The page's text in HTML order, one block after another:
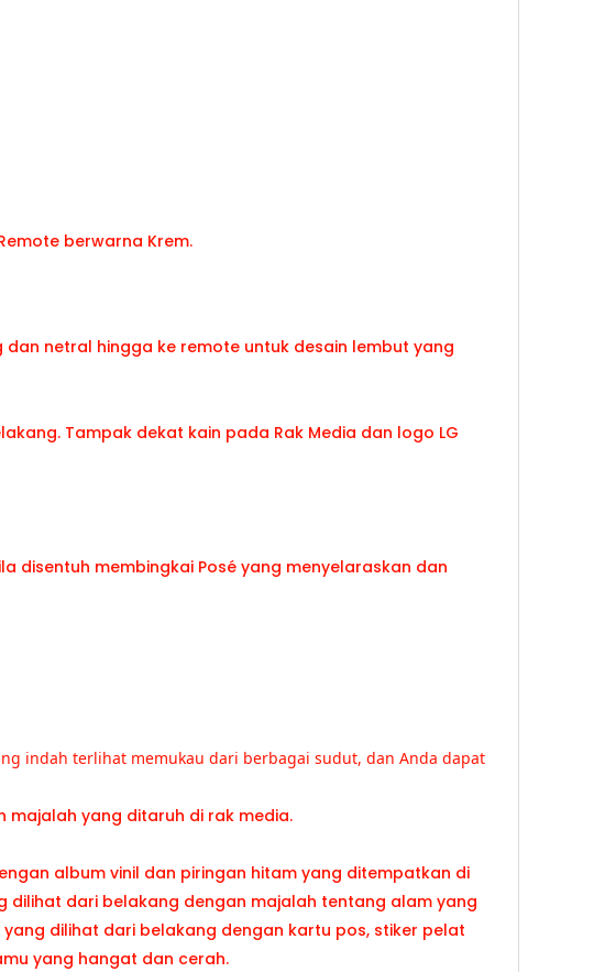
netral hingga ke remote untuk desain lembut yang
disentuh membingkai Posé yang menyelaraskan dan
indah terlihat memukau dari berbagai sudut, dan Anda dapat